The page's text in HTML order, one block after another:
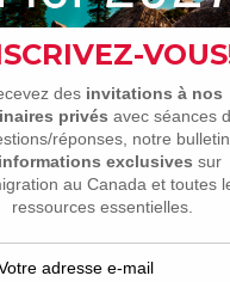
Il n’y a encore rien ici
0 membre est en ligne
regarde cette page.